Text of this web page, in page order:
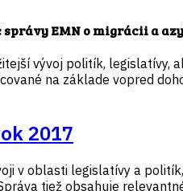
správy EMN o migrácii a
vývoj politík,
na základe vopred
2017
v oblasti legislatívy a
tiež obsahuje